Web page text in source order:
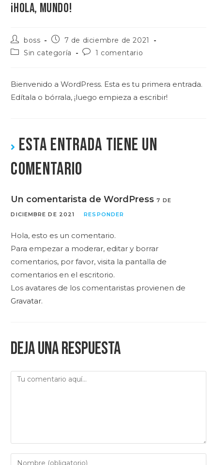
¡Hola, mundo!
boss
7 de diciembre de 2021
Sin categoría
1 comentario
Bienvenido a WordPress. Esta es tu primera entrada.
Edítala o bórrala, ¡luego empieza a escribir!
ESTA ENTRADA TIENE UN
COMENTARIO
Un comentarista de WordPress 7 DE
DICIEMBRE DE 2021 RESPONDER
Hola, esto es un comentario.
Para empezar a moderar, editar y borrar
comentarios, por favor, visita la pantalla de
comentarios en el escritorio.
Los avatares de los comentaristas provienen de
Gravatar.
Deja una respuesta